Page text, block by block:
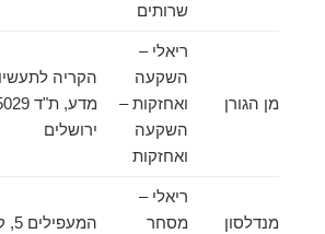
שרותים
מן הגורן
ריאלי –
השקעה
ואחזקות –
השקעה
ואחזקות
הקריה לתעשיות
מדע, ת"ד 45029,
ירושלים
מנדלסון
ריאלי –
מסחר
המעפילים 5, קרית